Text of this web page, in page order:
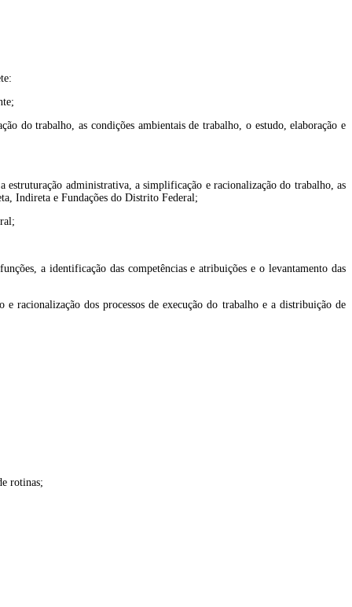
do trabalho, as condições ambientais de trabalho, o estudo, elaboração e
administrativa, a simplificação e racionalização do trabalho, as
Indireta e Fundações do Distrito Federal;
a identificação das competências e atribuições e o levantamento das
racionalização dos processos de execução do trabalho e a distribuição de
rotinas;